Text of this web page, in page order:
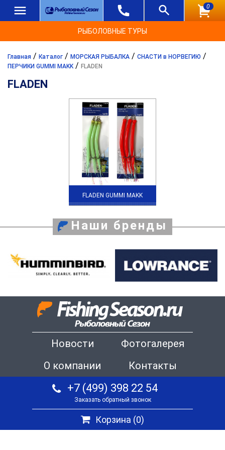
0
РЫБОЛОВНЫЕ ТУРЫ
Главная / Каталог / МОРСКАЯ РЫБАЛКА / СНАСТИ в НОРВЕГИЮ /
ПЕРЧИКИ GUMMI MAKK/ FLADEN
FLADEN
FLADEN GUMMI MAKK
Наши бренды
Новости
Фотогалерея
О компании
Контакты
+7 (499) 398 22 54
Заказать обратный звонок
Корзина (0)